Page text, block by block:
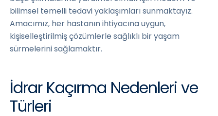
bilimsel temelli tedavi yaklaşımları sunmaktayız.
Amacımız, her hastanın ihtiyacına uygun,
kişiselleştirilmiş çözümlerle sağlıklı bir yaşam
sürmelerini sağlamaktır.
İdrar Kaçırma Nedenleri ve
Türleri